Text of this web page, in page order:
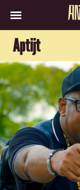
Aptijt